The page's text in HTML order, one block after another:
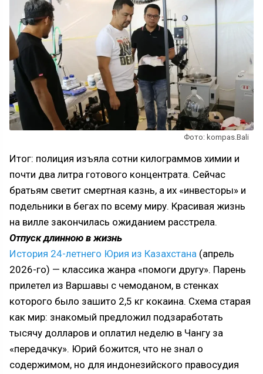
Фото: kompas.Bali
Итог: полиция изъяла сотни килограммов химии и
почти два литра готового концентрата. Сейчас
братьям светит смертная казнь, а их «инвесторы» и
подельники в бегах по всему миру. Красивая жизнь
на вилле закончилась ожиданием расстрела.
Отпуск длинною в жизнь
История 24-летнего Юрия из Казахстана (апрель
2026-го) — классика жанра «помоги другу». Парень
прилетел из Варшавы с чемоданом, в стенках
которого было зашито 2,5 кг кокаина. Схема старая
как мир: знакомый предложил подзаработать
тысячу долларов и оплатил неделю в Чангу за
«передачку». Юрий божится, что не знал о
содержимом, но для индонезийского правосудия